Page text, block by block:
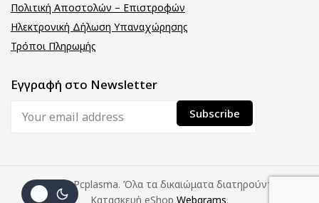
Πολιτική Αποστολών – Επιστροφών
Ηλεκτρονική Δήλωση Υπαναχώρησης
Τρόποι Πληρωμής
Εγγραφή στο Newsletter
© 2026 Pcplasma. Όλα τα δικαιώματα διατηρούνται.
Κατασκευή eShop Webgrams.